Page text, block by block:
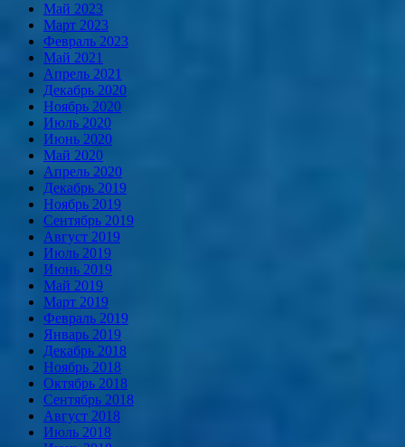
Май 2023
Март 2023
Февраль 2023
Май 2021
Апрель 2021
Декабрь 2020
Ноябрь 2020
Июль 2020
Июнь 2020
Май 2020
Апрель 2020
Декабрь 2019
Ноябрь 2019
Сентябрь 2019
Август 2019
Июль 2019
Июнь 2019
Май 2019
Март 2019
Февраль 2019
Январь 2019
Декабрь 2018
Ноябрь 2018
Октябрь 2018
Сентябрь 2018
Август 2018
Июль 2018